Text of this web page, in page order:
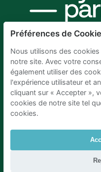
Préférences de
Nous utilisons des
notre site. Avec votre
également utiliser des
l'expérience utilisateur et
cliquant sur « Accepter »,
cookies de notre site tel
cookies.